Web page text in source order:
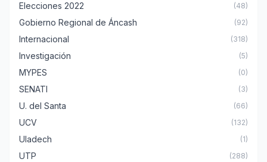
Elecciones 2022 (48)
Gobierno Regional de Áncash (92)
Internacional (318)
Investigación (5)
MYPES (0)
SENATI (3)
U. del Santa (66)
UCV (132)
Uladech (1)
UTP (288)